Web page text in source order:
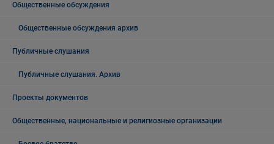
Общественные обсуждения
Общественные обсуждения архив
Публичные слушания
Публичные слушания. Архив
Проекты документов
Общественные, национальные и религиозные организации